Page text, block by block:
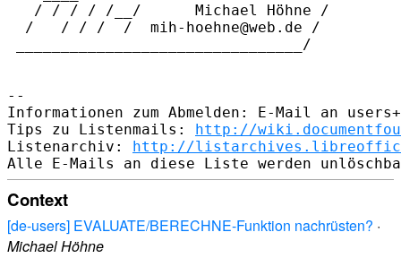
   / / / / /__/      Michael Höhne /
  /   / / /  /  mih-hoehne@web.de /
________________________________/
--
Informationen zum Abmelden: E-Mail an
Tips zu Listenmails: http://
Listenarchiv: http://
Context
[de-users] EVALUATE/BERECHNE-Funktion nachrüsten? ·
Michael Höhne